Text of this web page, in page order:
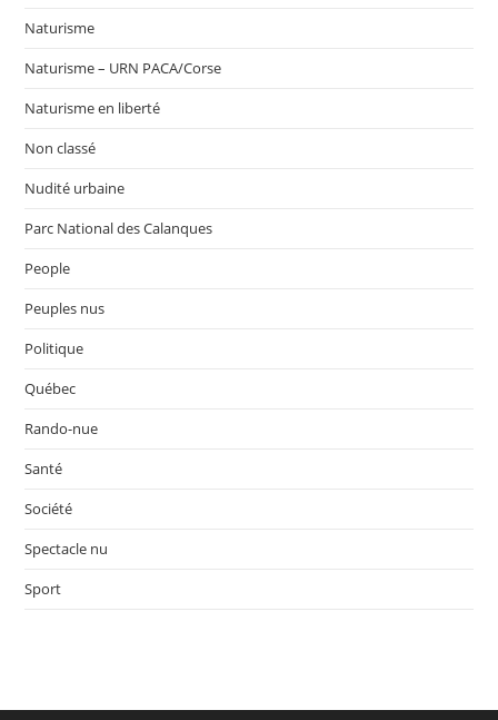
Naturisme
Naturisme – URN PACA/Corse
Naturisme en liberté
Non classé
Nudité urbaine
Parc National des Calanques
People
Peuples nus
Politique
Québec
Rando-nue
Santé
Société
Spectacle nu
Sport